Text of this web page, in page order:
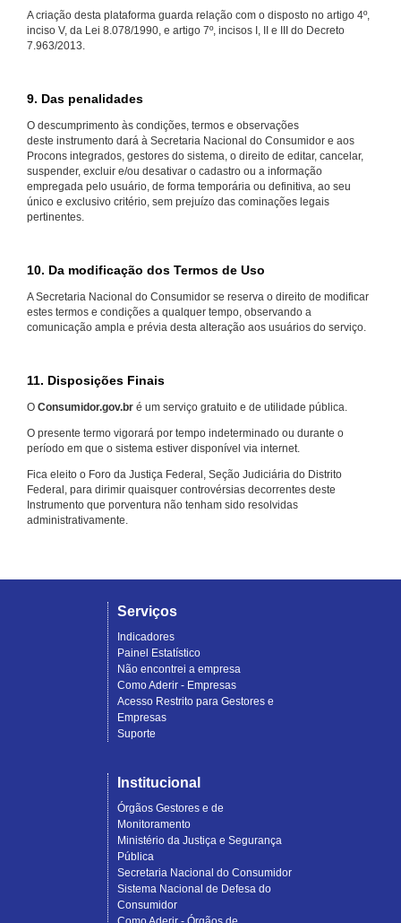
A criação desta plataforma guarda relação com o disposto no artigo 4º,
inciso V, da Lei 8.078/1990, e artigo 7º, incisos I, II e III do Decreto
7.963/2013.
9. Das penalidades
O descumprimento às condições, termos e observações
deste instrumento dará à Secretaria Nacional do Consumidor e aos
Procons integrados, gestores do sistema, o direito de editar, cancelar,
suspender, excluir e/ou desativar o cadastro ou a informação
empregada pelo usuário, de forma temporária ou definitiva, ao seu
único e exclusivo critério, sem prejuízo das cominações legais
pertinentes.
10. Da modificação dos Termos de Uso
A Secretaria Nacional do Consumidor se reserva o direito de modificar
estes termos e condições a qualquer tempo, observando a
comunicação ampla e prévia desta alteração aos usuários do serviço.
11. Disposições Finais
O Consumidor.gov.br é um serviço gratuito e de utilidade pública.
O presente termo vigorará por tempo indeterminado ou durante o
período em que o sistema estiver disponível via internet.
Fica eleito o Foro da Justiça Federal, Seção Judiciária do Distrito
Federal, para dirimir quaisquer controvérsias decorrentes deste
Instrumento que porventura não tenham sido resolvidas
administrativamente.
Serviços
Indicadores
Painel Estatístico
Não encontrei a empresa
Como Aderir - Empresas
Acesso Restrito para Gestores e
Empresas
Suporte
Institucional
Órgãos Gestores e de
Monitoramento
Ministério da Justiça e Segurança
Pública
Secretaria Nacional do Consumidor
Sistema Nacional de Defesa do
Consumidor